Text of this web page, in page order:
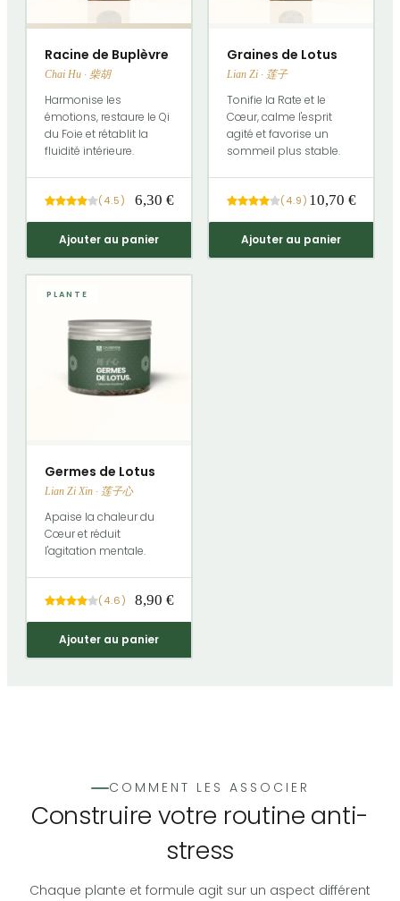
Racine de Buplèvre
Chai Hu · 柴胡
Harmonise les
émotions, restaure le Qi
du Foie et rétablit la
fluidité intérieure.
(4.5) 6,30 €
Ajouter au panier
Graines de Lotus
Lian Zi · 莲子
Tonifie la Rate et le
Cœur, calme l'esprit
agité et favorise un
sommeil plus stable.
(4.9) 10,70 €
Ajouter au panier
PLANTE
Germes de Lotus
Lian Zi Xin · 莲子心
Apaise la chaleur du
Cœur et réduit
l'agitation mentale.
(4.6) 8,90 €
Ajouter au panier
COMMENT LES ASSOCIER
Construire votre routine anti-
stress
Chaque plante et formule agit sur un aspect différent